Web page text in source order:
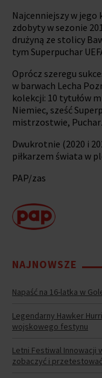
Najcenniejszy w jego
zdobyty w sezonie
drużyną ze stolicy
tym Superpuchar
Oprócz szeregu
w barwach Lecha
kolekcji: 10 tytułów
Niemiec, sześć
mistrzostwie,
Dwukrotnie (2020 i
piłkarzem świata w
PAP/zas
NAJNOWSZE
Napaść na 16-latka w
Legendarny Hawker
wojskowego festynu
Letni Festiwal Innowacji
zobaczyć i przetestować